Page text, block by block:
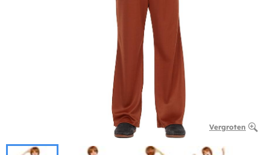
Vergroten